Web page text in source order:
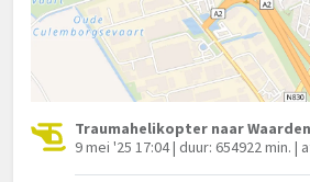
Traumahelikopter naar
9 mei '25 17:04 | duur: 654922 min. |